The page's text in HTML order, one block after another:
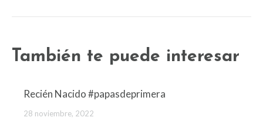
También te puede interesar
Recién Nacido #papasdeprimera
28 noviembre, 2022